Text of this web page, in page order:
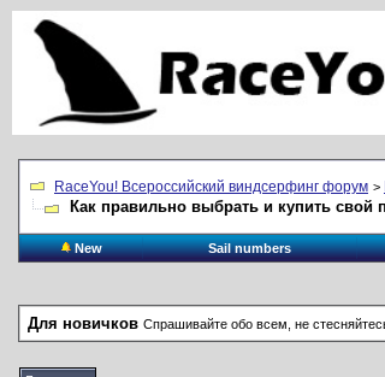
RaceYou! Всероссийский виндсерфинг форум >
Как правильно выбрать и купить свой
New Sail numbers
Для новичков Спрашивайте обо всем, не